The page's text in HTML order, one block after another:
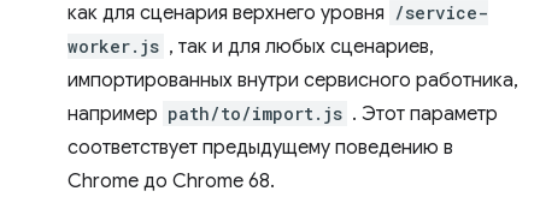
как для сценария верхнего уровня /service-
worker.js , так и для любых сценариев,
импортированных внутри сервисного работника,
например path/to/import.js . Этот параметр
соответствует предыдущему поведению в
Chrome до Chrome 68.